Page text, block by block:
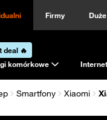
Firmy
Orange.pl
deal 🔥
komórkowe
Internet
Smartfony Xiaomi